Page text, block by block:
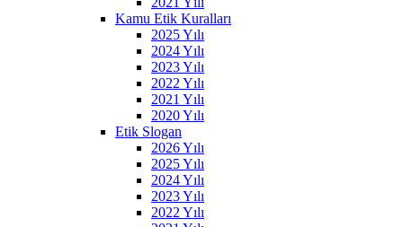
Kamu Etik Kuralları
2025 Yılı
2024 Yılı
2023 Yılı
2022 Yılı
2021 Yılı
2020 Yılı
Etik Slogan
2026 Yılı
2025 Yılı
2024 Yılı
2023 Yılı
2022 Yılı